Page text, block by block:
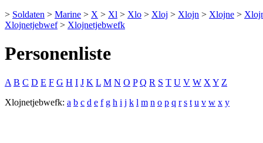
> Soldaten > Marine > X > Xl > Xlo > Xloj > Xlojn > Xlojne >
Xlojnetjebwef> Xlojnetjebwefk
Personenliste
A B C D E F G H I J K L M N O P Q R S T U V W X Y Z
Xlojnetjebwefk: a b c d e f g h i j k l m n o p q r s t u v w x y